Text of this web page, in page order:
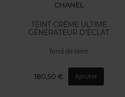
CHANEL
TEINT CRÈME ULTIME
GÉNÉRATEUR D’ÉCLAT
fond de teint
180,50 € Ajouter